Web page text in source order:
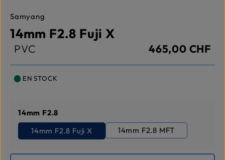
Samyang
14mm F2.8 Fuji X
PVC 465,00 CHF
EN STOCK
Sélectionnez
14mm F2.8
14mm F2.8 Fuji X
14mm F2.8 MFT